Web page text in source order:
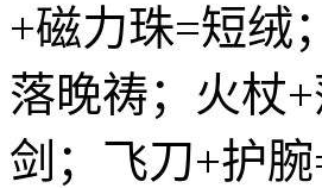
+磁力珠=短绒
落晚祷；火杖
剑；飞刀+护